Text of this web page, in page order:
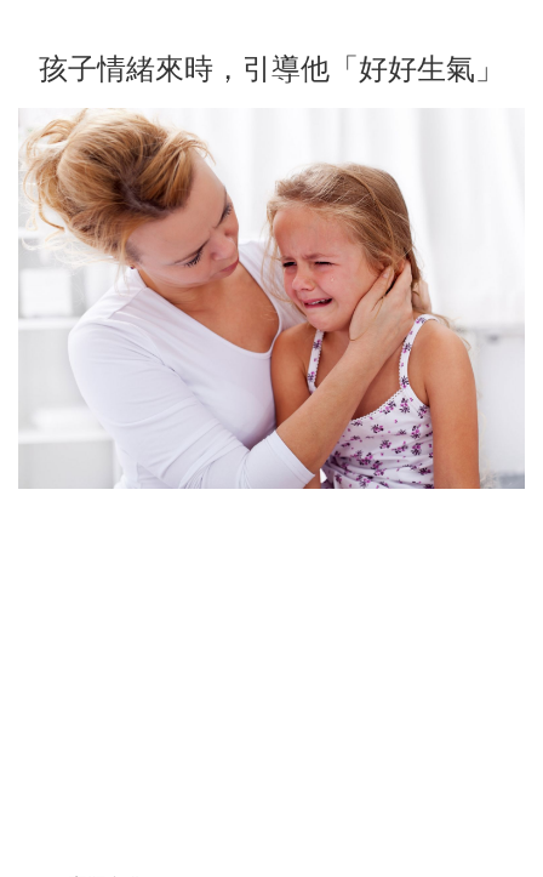
孩子情緒來時，引導他「好好生氣」